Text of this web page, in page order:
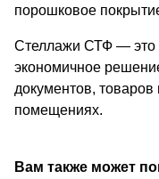
порошковое
Стеллажи СТФ — это
экономичное
документов,
помещениях.
Вам также может